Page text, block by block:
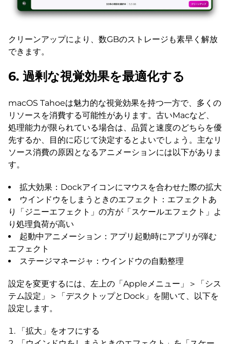
クリーンアップにより、数GBのストレージも素早く解放
できます。
6. 過剰な視覚効果を最適化する
macOS Tahoeは魅力的な視覚効果を持つ一方で、多くの
リソースを消費する可能性があります。古いMacなど、
処理能力が限られている場合は、品質と速度のどちらを優
先するか、目的に応じて決定するとよいでしょう。主なリ
ソース消費の原因となるアニメーションには以下がありま
す。
拡大効果：Dockアイコンにマウスを合わせた際の拡大
ウインドウをしまうときのエフェクト：エフェクトあ
り「ジニーエフェクト」の方が「スケールエフェクト」よ
り処理負荷が高い
起動中アニメーション：アプリ起動時にアプリが弾む
エフェクト
ステージマネージャ：ウインドウの自動整理
設定を変更するには、左上の「Appleメニュー」＞「シス
テム設定」＞「デスクトップとDock」を開いて、以下を
設定します。
「拡大」をオフにする